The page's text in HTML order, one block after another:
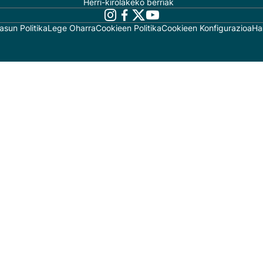
Herri-kirolakeko berriak
PolitikaLege OharraCookieen PolitikaCookieen Konfigurazioa